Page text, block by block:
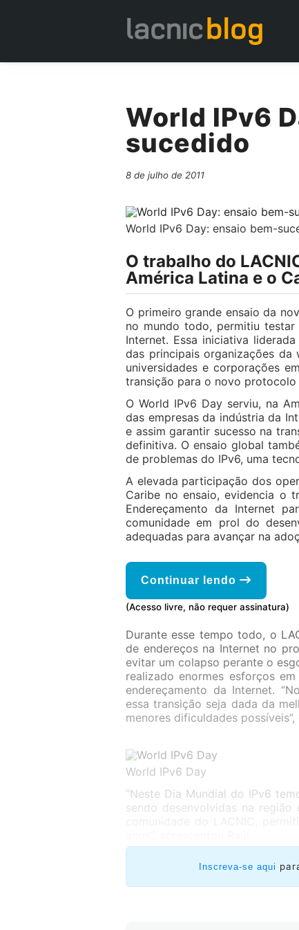
World IPv6
sucedido
8 de julho de 2011
World IPv6 Day: ensaio bem-
O trabalho do
América Latina e o
O primeiro grande ensaio da
no mundo todo, permitiu
Internet. Essa iniciativa
das principais organizações da
universidades e corporações
transição para o novo protocolo
O World IPv6 Day serviu, na
das empresas da indústria da
e assim garantir sucesso na
definitiva. O ensaio global
de problemas do IPv6, uma
A elevada participação dos
Caribe no ensaio, evidencia o
Endereçamento da Internet
comunidade em prol do
adequadas para avançar na
Continuar lendo
(Acesso livre, não requer assinatura)
Durante esse tempo todo, o
de endereços na Internet no
evitar um colapso perante o
realizado enormes esforços
endereçamento da Internet.
essa transição seja dada da
menores dificuldades
World IPv6 Day
“Neste Dia Mundial do IPv6
sendo desenvolvidas na
Inscreva-se aqui